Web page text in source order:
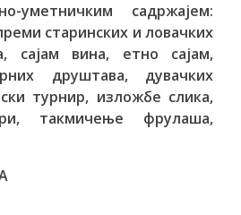
уметничким садржајем:
старинских и ловачких
сајам вина, етно сајам,
друштава, дувачких
турнир, изложбе слика,
такмичење фрулаша,